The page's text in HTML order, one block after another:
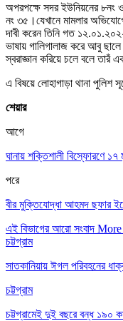
অপরপক্ষে সদর ইউনিয়নের ৮নং
নং ৩৫।যেখানে মামলার
দাবী করেন তিনি গত
ভাষায় গালিগালাজ করে আবু
স্বরাজ্ঞান করিয়ে চলে বলে তারঁ
এ বিষয়ে লোহাগাড়া থানা
শেয়ার
আগে
ঘানায় শক্তিশালী বিস্ফোরণে
পরে
বীর মুক্তিযোদ্ধা আহমদ ছফার
এই বিভাগের আরো সংবাদ
চট্টগ্রাম
সাতকানিয়ায় ঈগল পরিবহনের
চট্টগ্রাম
চট্টগ্রামেই দুই বছরে বন্ধ ১৯০